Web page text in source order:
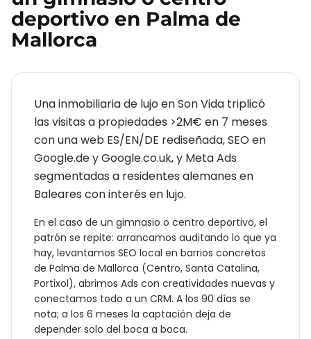
deportivo en Palma de
Mallorca
Una inmobiliaria de lujo en Son Vida triplicó
las visitas a propiedades >2M€ en 7 meses
con una web ES/EN/DE rediseñada, SEO en
Google.de y Google.co.uk, y Meta Ads
segmentadas a residentes alemanes en
Baleares con interés en lujo.
En el caso de un gimnasio o centro deportivo, el
patrón se repite: arrancamos auditando lo que ya
hay, levantamos SEO local en barrios concretos
de Palma de Mallorca (Centro, Santa Catalina,
Portixol), abrimos Ads con creatividades nuevas y
conectamos todo a un CRM. A los 90 días se
nota; a los 6 meses la captación deja de
depender solo del boca a boca.